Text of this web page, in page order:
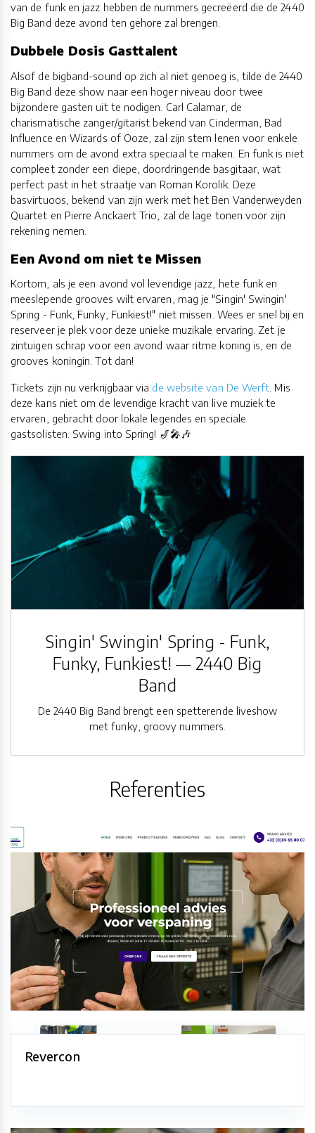
van de funk en jazz hebben de nummers gecreëerd die de 2440
Big Band deze avond ten gehore zal brengen.
Dubbele Dosis Gasttalent
Alsof de bigband-sound op zich al niet genoeg is, tilde de 2440
Big Band deze show naar een hoger niveau door twee
bijzondere gasten uit te nodigen. Carl Calamar, de
charismatische zanger/gitarist bekend van Cinderman, Bad
Influence en Wizards of Ooze, zal zijn stem lenen voor enkele
nummers om de avond extra speciaal te maken. En funk is niet
compleet zonder een diepe, doordringende basgitaar, wat
perfect past in het straatje van Roman Korolik. Deze
basvirtuoos, bekend van zijn werk met het Ben Vanderweyden
Quartet en Pierre Anckaert Trio, zal de lage tonen voor zijn
rekening nemen.
Een Avond om niet te Missen
Kortom, als je een avond vol levendige jazz, hete funk en
meeslepende grooves wilt ervaren, mag je "Singin' Swingin'
Spring - Funk, Funky, Funkiest!" niet missen. Wees er snel bij en
reserveer je plek voor deze unieke muzikale ervaring. Zet je
zintuigen schrap voor een avond waar ritme koning is, en de
grooves koningin. Tot dan!
Tickets zijn nu verkrijgbaar via de website van De Werft . Mis
deze kans niet om de levendige kracht van live muziek te
ervaren, gebracht door lokale legendes en speciale
gastsolisten. Swing into Spring! 🎷🎤🎶
Singin' Swingin' Spring - Funk,
Funky, Funkiest! — 2440 Big
Band
De 2440 Big Band brengt een spetterende liveshow
met funky, groovy nummers.
Referenties
Revercon